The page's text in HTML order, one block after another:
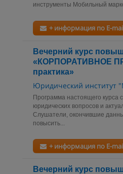
инструменты Мобильный
+ информация по E-
Вечерний курс
«КОРПОРАТИВНОЕ
практика»
Юридический институт
Программа настоящего курса
юридических вопросов и
Слушатели, окончившие
повысить...
+ информация по E-
Вечерний курс